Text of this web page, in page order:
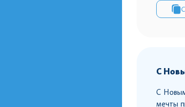
С
С
мечты